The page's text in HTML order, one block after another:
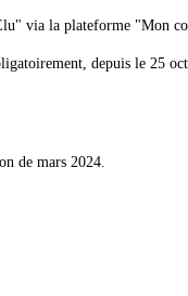
via la plateforme "Mon
depuis le 25
de mars 2024.